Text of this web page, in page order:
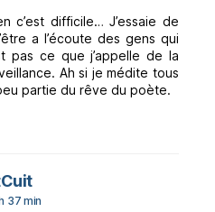
c’est difficile… J’essaie de
a l’écoute des gens qui
pas ce que j’appelle de la
Ah si je médite tous
partie du rêve du poète.
dit :
37 min